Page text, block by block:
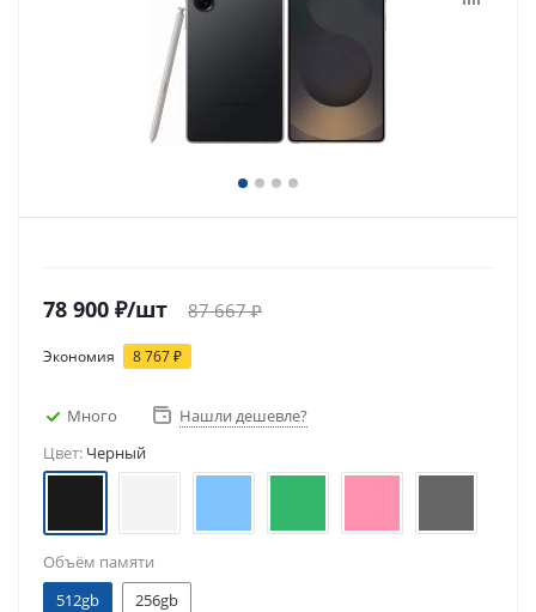
78 900 ₽/шт 87 667₽
Экономия 8 767₽
Много
Нашли дешевле?
Цвет: Черный
Объём памяти
512gb
256gb